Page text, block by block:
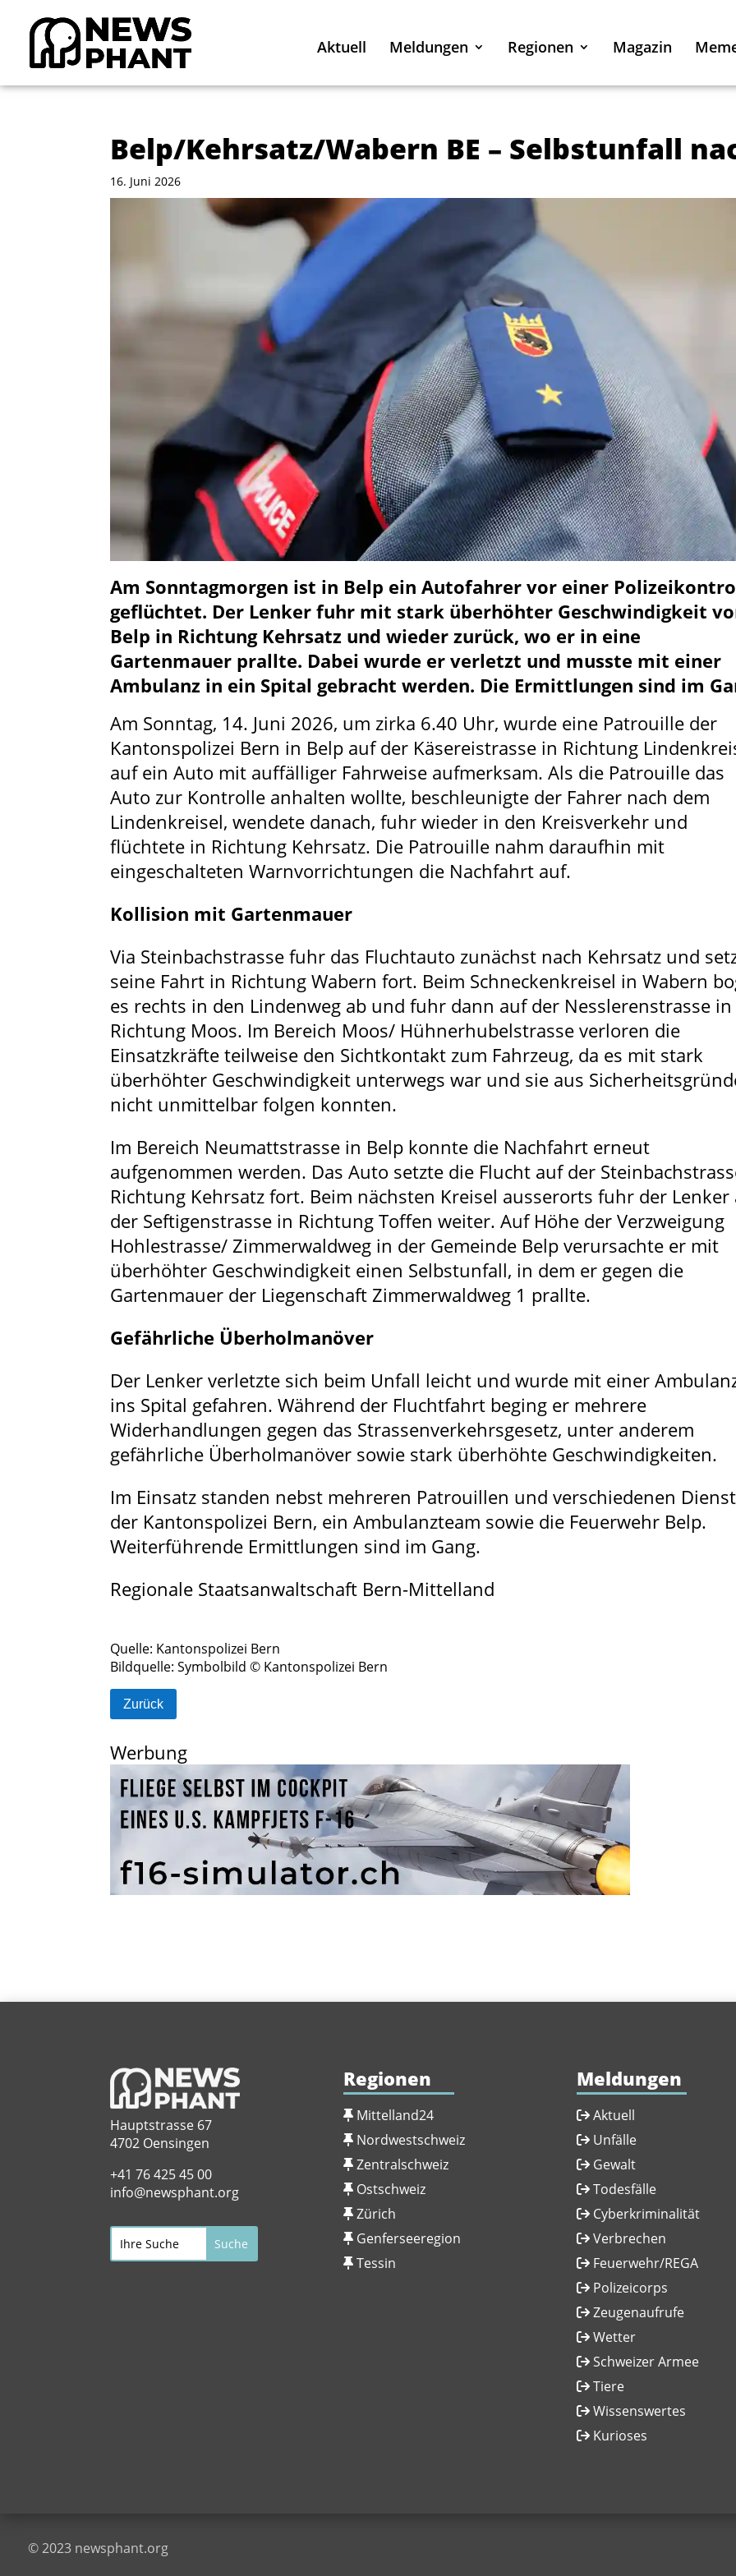
Aktuell Meldungen Regionen Magazin
Belp/Kehrsatz/Wabern BE – Selbstunfall
16. Juni 2026
Am Sonntagmorgen ist in Belp ein Autofahrer vor einer
geflüchtet. Der Lenker fuhr mit stark überhöhter Geschwindigkeit
Belp in Richtung Kehrsatz und wieder zurück, wo er in eine
Gartenmauer prallte. Dabei wurde er verletzt und musste mit einer
Ambulanz in ein Spital gebracht werden. Die Ermittlungen sind im
Am Sonntag, 14. Juni 2026, um zirka 6.40 Uhr, wurde eine Patrouille der
Kantonspolizei Bern in Belp auf der Käsereistrasse in Richtung
auf ein Auto mit auffälliger Fahrweise aufmerksam. Als die Patrouille das
Auto zur Kontrolle anhalten wollte, beschleunigte der Fahrer nach dem
Lindenkreisel, wendete danach, fuhr wieder in den Kreisverkehr und
flüchtete in Richtung Kehrsatz. Die Patrouille nahm daraufhin mit
eingeschalteten Warnvorrichtungen die Nachfahrt auf.
Kollision mit Gartenmauer
Via Steinbachstrasse fuhr das Fluchtauto zunächst nach Kehrsatz und
seine Fahrt in Richtung Wabern fort. Beim Schneckenkreisel in Wabern
es rechts in den Lindenweg ab und fuhr dann auf der Nesslerenstrasse in
Richtung Moos. Im Bereich Moos/ Hühnerhubelstrasse verloren die
Einsatzkräfte teilweise den Sichtkontakt zum Fahrzeug, da es mit stark
überhöhter Geschwindigkeit unterwegs war und sie aus
nicht unmittelbar folgen konnten.
Im Bereich Neumattstrasse in Belp konnte die Nachfahrt erneut
aufgenommen werden. Das Auto setzte die Flucht auf der
Richtung Kehrsatz fort. Beim nächsten Kreisel ausserorts fuhr der Lenker
der Seftigenstrasse in Richtung Toffen weiter. Auf Höhe der Verzweigung
Hohlestrasse/ Zimmerwaldweg in der Gemeinde Belp verursachte er mit
überhöhter Geschwindigkeit einen Selbstunfall, in dem er gegen die
Gartenmauer der Liegenschaft Zimmerwaldweg 1 prallte.
Gefährliche Überholmanöver
Der Lenker verletzte sich beim Unfall leicht und wurde mit einer
ins Spital gefahren. Während der Fluchtfahrt beging er mehrere
Widerhandlungen gegen das Strassenverkehrsgesetz, unter anderem
gefährliche Überholmanöver sowie stark überhöhte Geschwindigkeiten.
Im Einsatz standen nebst mehreren Patrouillen und verschiedenen
der Kantonspolizei Bern, ein Ambulanzteam sowie die Feuerwehr Belp.
Weiterführende Ermittlungen sind im Gang.
Regionale Staatsanwaltschaft Bern-Mittelland
Quelle: Kantonspolizei Bern
Bildquelle: Symbolbild © Kantonspolizei Bern
Zurück
Werbung
Hauptstrasse 67
4702 Oensingen
+41 76 425 45 00
info@newsphant.org
Regionen
Mittelland24
Nordwestschweiz
Zentralschweiz
Ostschweiz
Zürich
Genferseeregion
Tessin
Meldungen
Aktuell
Unfälle
Gewalt
Todesfälle
Cyberkriminalität
Verbrechen
Feuerwehr/REGA
Polizeicorps
Zeugenaufrufe
Wetter
Schweizer Armee
Tiere
Wissenswertes
Kurioses
© 2023 newsphant.org